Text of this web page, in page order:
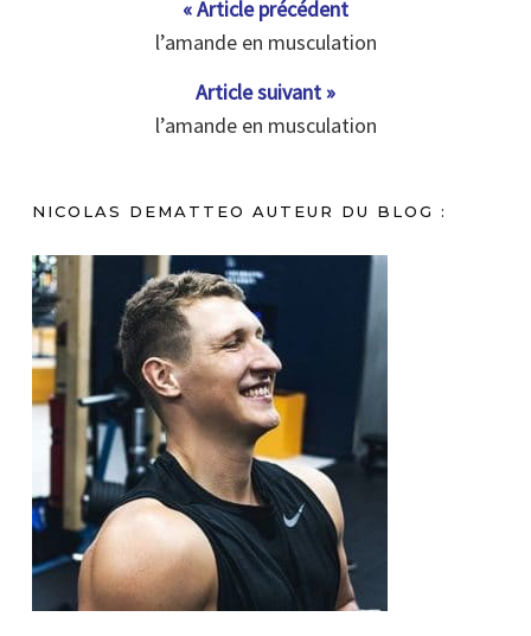
« Article précédent
l’amande en musculation
Article suivant »
l’amande en musculation
NICOLAS DEMATTEO AUTEUR DU BLOG :